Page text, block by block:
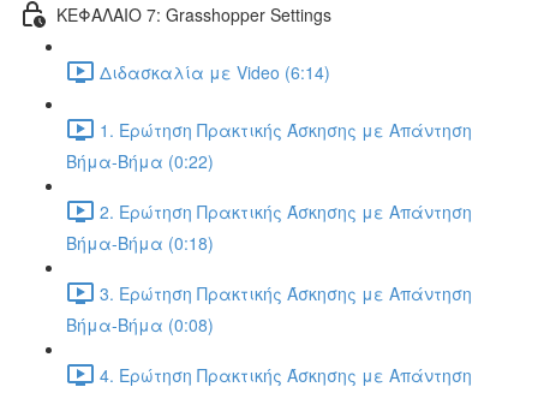
ΚΕΦΑΛΑΙΟ 7: Grasshopper Settings
Διδασκαλία με Video (6:14)
1. Ερώτηση Πρακτικής Άσκησης με Απάντηση
Βήμα-Βήμα (0:22)
2. Ερώτηση Πρακτικής Άσκησης με Απάντηση
Βήμα-Βήμα (0:18)
3. Ερώτηση Πρακτικής Άσκησης με Απάντηση
Βήμα-Βήμα (0:08)
4. Ερώτηση Πρακτικής Άσκησης με Απάντηση